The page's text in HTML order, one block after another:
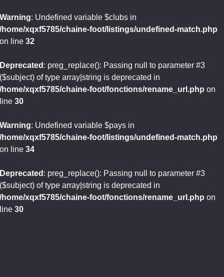
Warning: Undefined variable $clubs in
/home/xqxf5785/chaine-foot/listings/undefined-match.php
on line 32
Deprecated : preg_replace(): Passing null to parameter #3
($subject) of type array|string is deprecated in
/home/xqxf5785/chaine-foot/fonctions/rename_url.php on
line 30
Warning: Undefined variable $pays in
/home/xqxf5785/chaine-foot/listings/undefined-match.php
on line 34
Deprecated : preg_replace(): Passing null to parameter #3
($subject) of type array|string is deprecated in
/home/xqxf5785/chaine-foot/fonctions/rename_url.php on
line 30